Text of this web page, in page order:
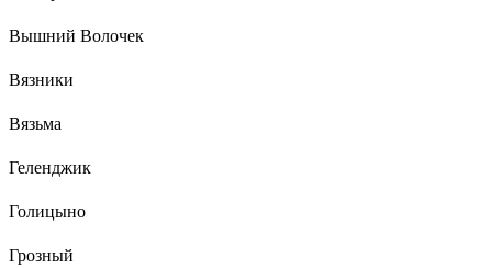
Вышний Волочек
Вязники
Вязьма
Геленджик
Голицыно
Грозный